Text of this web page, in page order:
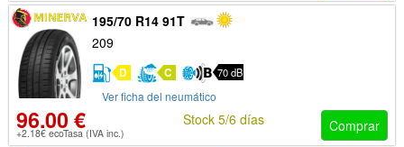
195/70 R14 91T
209
D C 70 dB
Ver ficha del neumático
96.00 €
+2.18€ ecoTasa (IVA inc.) Comprar
Stock 5/6 días